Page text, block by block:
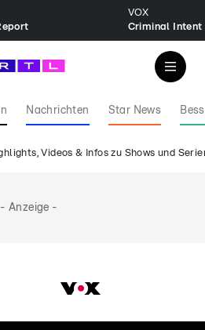
VOX
Nachrichten Star News
Videos & Infos zu Shows und
- Anzeige -